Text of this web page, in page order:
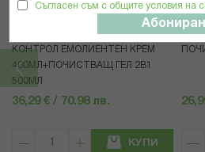
Съгласен съм с общите условия на
А-ДЕРМА КОМПЛЕКТ ЕКЗОМЕГА
КОНТРОЛ ЕМОЛИЕНТЕН КРЕМ
400МЛ+ПОЧИСТВАЩ ГЕЛ 2В1
500МЛ
36,29 € / 70.98 лв.
КУПИ